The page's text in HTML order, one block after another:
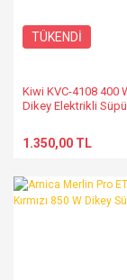
TÜKENDİ
Kiwi KVC-4108 400
Dikey Elektrikli
1.350,00 TL